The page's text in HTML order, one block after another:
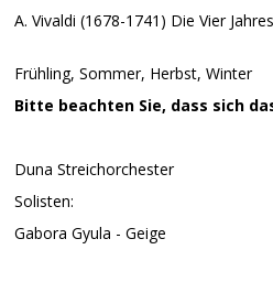
A. Vivaldi (1678-1741) Die Vier
Frühling, Sommer, Herbst, Winter
Bitte beachten Sie, dass sich
Duna Streichorchester
Solisten:
Gabora Gyula - Geige